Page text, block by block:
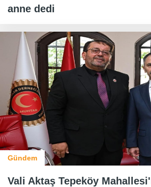
anne dedi
Gündem
Vali Aktaş Tepeköy